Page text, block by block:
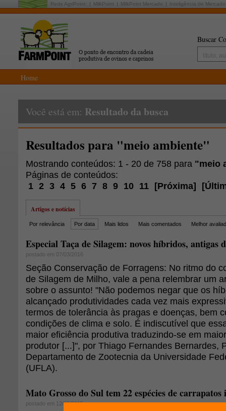
Rede AgriPoint: MilkPoint MilkPoint Mercado Inteligência de Mercado
Buscar
Home
Você está em: Resultado da busca
Resultados para "meio ambiente"
Mostrando conteúdos: 1 - 20 de 758 para "meio
Páginas de conteúdos:
1 2 3 4 5 6 7 8 9 10 11 [Próxima] [
Artigos e notícias
Por relevância Por data Mais lidos Mais comentados Melhor
Especial Taça de Silagem: novos híbridos, antigas
postado em 07/03/2016
Seção Conservação de Forragens: No ritmo do
de Silagem de Milho, vale a pena relembrar um
sobre o assunto! "Não podemos negar que os
alcançado produtividades cada vez mais
termos de tolerância às pragas e doenças, bem
condições de clima e solo. É indiscutível que
maior eficiência produtiva traduzindo-se em
produtor [...]", por Thiago Fernandes Bernardes,
Departamento de Zootecnia da Universidade
(UFLA).
Mato Grosso do Sul tem 22 espécies de carrapatos
postado em 12/08/2015